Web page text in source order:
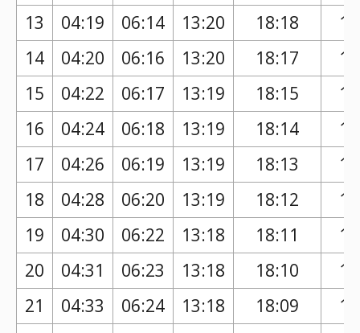
13 04:19 06:14 13:20 18:18
14
04:20 06:16 13:20 18:17
15
04:22 06:17 13:19 18:15
16
04:24 06:18 13:19 18:14
17
04:26 06:19 13:19 18:13
18
04:28 06:20 13:19 18:12
19
04:30 06:22 13:18 18:11
20
04:31 06:23 13:18 18:10
21
04:33 06:24 13:18 18:09